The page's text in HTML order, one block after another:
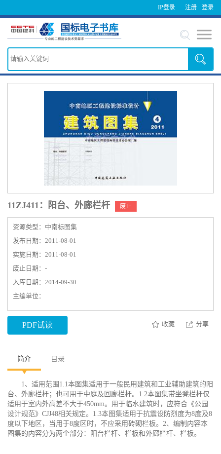
IP登录 登录
注册
11ZJ411：阳台、外廊栏杆 废止
资源类型：中南标图集
发布日期：2011-08-01
实施日期：2011-08-01
废止日期：-
入库日期：2014-09-30
主编单位：
PDF试读 收藏 分享
简介 目录
1、适用范围1.1本图集适用于一般民用建筑和工业辅助建筑的阳
台、外廊栏杆；也可用于中庭及回廊栏杆。1.2本图集带坐凳栏杆仅
适用于室内外高差不大于450mm。用于临水建筑时，应符合《公园
设计规范》CJJ48相关规定。1.3本图集适用于抗震设防烈度为8度及8
度以下地区，当用于8度区时，不应采用砖砌栏板。2、编制内容本
图集的内容分为两个部分：阳台栏杆、栏板和外廊栏杆、栏板。